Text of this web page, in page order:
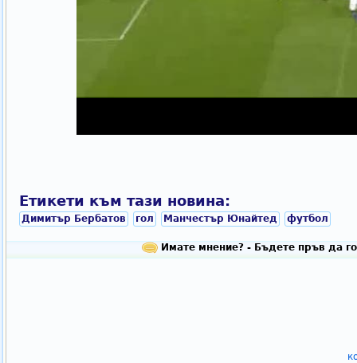
Етикети към тази новина:
Димитър Бербатов гол Манчестър Юнайтед футбол
Имате мнение? - Бъдете пръв да го